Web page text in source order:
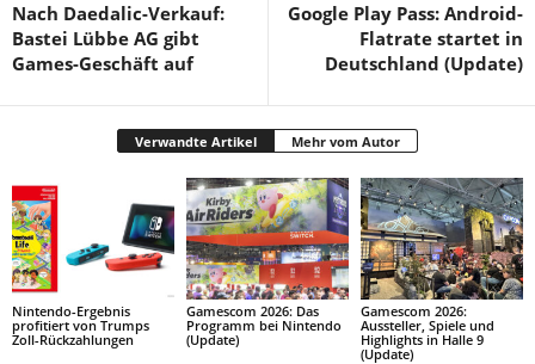
Nach Daedalic-Verkauf:
Bastei Lübbe AG gibt
Games-Geschäft auf
Google Play Pass: Android-
Flatrate startet in
Deutschland (Update)
Verwandte Artikel Mehr vom Autor
Nintendo-Ergebnis
profitiert von Trumps
Zoll-Rückzahlungen
Gamescom 2026: Das
Programm bei Nintendo
(Update)
Gamescom 2026:
Aussteller, Spiele und
Highlights in Halle 9
(Update)